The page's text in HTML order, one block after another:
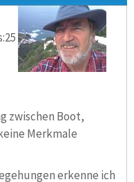
zwischen Boot,
Merkmale
erkenne ich